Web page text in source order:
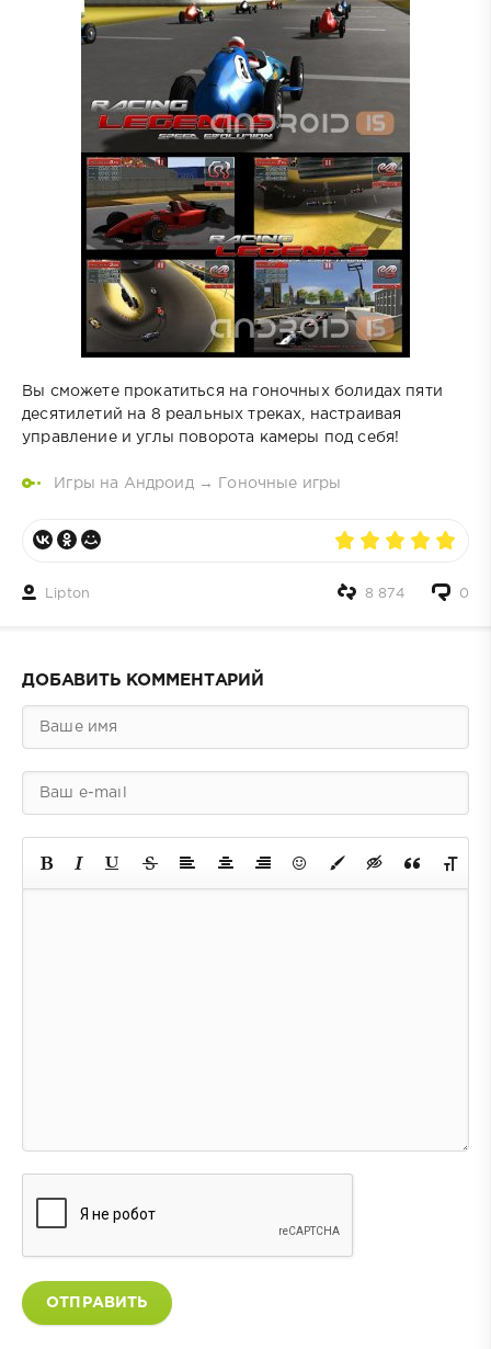
Вы сможете прокатиться на гоночных болидах пяти
десятилетий на 8 реальных треках, настраивая
управление и углы поворота камеры под себя!
Игры на Андроид → Гоночные игры
Lipton 0
8 874
ДОБАВИТЬ КОММЕНТАРИЙ
ОТПРАВИТЬ